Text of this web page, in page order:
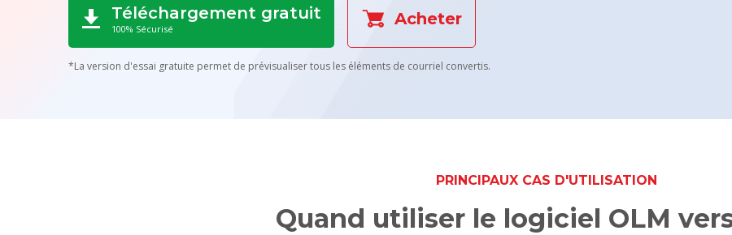
Téléchargement gratuit
100% Sécurisé Acheter
*La version d'essai gratuite permet de prévisualiser tous les éléments de courriel convertis.
PRINCIPAUX CAS D'UTILISATION
Quand utiliser le logiciel OLM